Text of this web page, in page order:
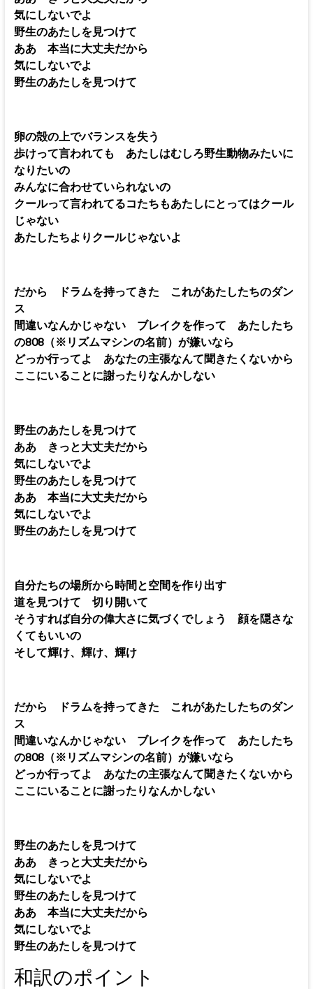
気にしないでよ
野生のあたしを見つけて
ああ 本当に大丈夫だから
気にしないでよ
野生のあたしを見つけて
卵の殻の上でバランスを失う
歩けって言われても あたしはむしろ野生動物みたいに
なりたいの
みんなに合わせていられないの
クールって言われてるコたちもあたしにとってはクール
じゃない
あたしたちよりクールじゃないよ
だから ドラムを持ってきた これがあたしたちのダン
ス
間違いなんかじゃない ブレイクを作って あたしたち
の808（※リズムマシンの名前）が嫌いなら
どっか行ってよ あなたの主張なんて聞きたくないから
ここにいることに謝ったりなんかしない
野生のあたしを見つけて
ああ きっと大丈夫だから
気にしないでよ
野生のあたしを見つけて
ああ 本当に大丈夫だから
気にしないでよ
野生のあたしを見つけて
自分たちの場所から時間と空間を作り出す
道を見つけて 切り開いて
そうすれば自分の偉大さに気づくでしょう 顔を隠さな
くてもいいの
そして輝け、輝け、輝け
だから ドラムを持ってきた これがあたしたちのダン
ス
間違いなんかじゃない ブレイクを作って あたしたち
の808（※リズムマシンの名前）が嫌いなら
どっか行ってよ あなたの主張なんて聞きたくないから
ここにいることに謝ったりなんかしない
野生のあたしを見つけて
ああ きっと大丈夫だから
気にしないでよ
野生のあたしを見つけて
ああ 本当に大丈夫だから
気にしないでよ
野生のあたしを見つけて
和訳のポイント